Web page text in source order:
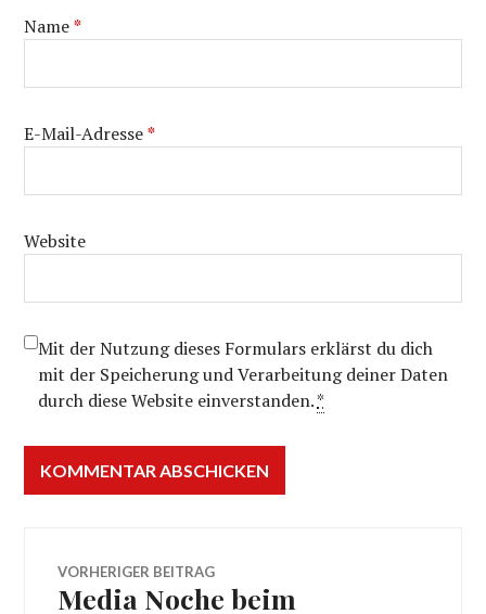
Name*
E-Mail-Adresse*
Website
Mit der Nutzung dieses Formulars erklärst du dich
mit der Speicherung und Verarbeitung deiner Daten
durch diese Website einverstanden.*
Beitragsnavigation
VORHERIGER BEITRAG
Vorheriger
Media Noche beim